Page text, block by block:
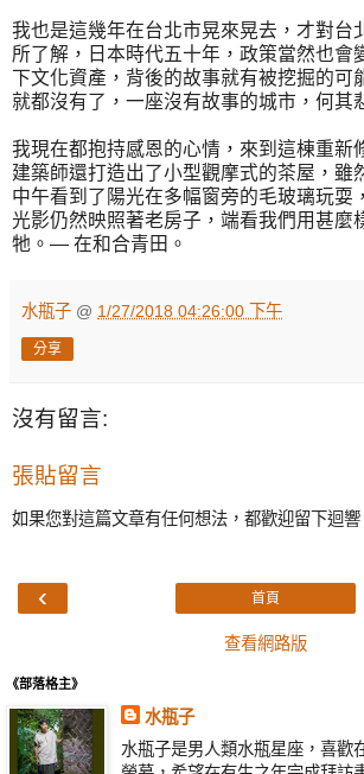
我也是這幾年在台北市晃來晃去，才對台
所了解，日本時代五十年，政策當然也會
下文化資產，背後的故事就有被挖掘的可
就都沒有了，一座沒有故事的城市，何其
我現在都抱持感恩的心情，來到這棟重新
建築師還打造出了小型觀摩式的茶屋，雖
中午看到了陽光在多幅窗旁的毛玻璃玩耍
光影仍然映照著老房子，端看我們用甚麼
牠。— 在和合青田。
水瓶子 @ 1/27/2018 04:26:00 下午
分享
沒有留言:
張貼留言
如果您對這篇文章有任何想法，都歡迎留下迴響
‹ 首頁
查看網路版
《部落格主》
水瓶子
水瓶子是男人類水瓶星座，喜歡